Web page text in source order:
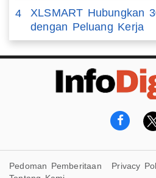
4
XLSMART Hubungkan
dengan Peluang Kerja
Pedoman Pemberitaan Privacy